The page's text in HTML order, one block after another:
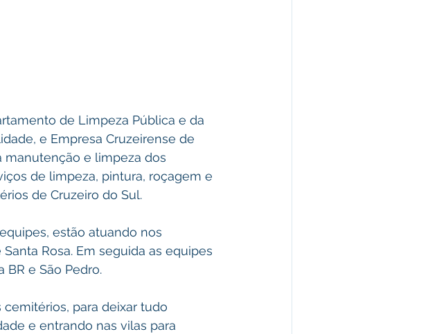
de Limpeza Pública e da
e Empresa Cruzeirense de
manutenção e limpeza dos
de limpeza, pintura, roçagem e
de Cruzeiro do Sul.
estão atuando nos
Rosa. Em seguida as equipes
BR e São Pedro.
para deixar tudo
e entrando nas vilas para